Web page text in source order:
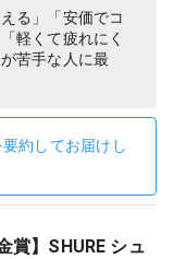
る」「安価でコ
軽くて疲れにく
苦手な人に最
約してお届けし
賞】SHURE シュ